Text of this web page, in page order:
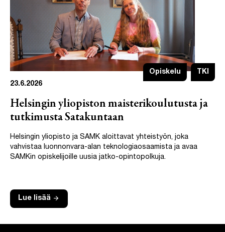
Opiskelu
TKI
23.6.2026
Helsingin yliopiston maisterikoulutusta ja
tutkimusta Satakuntaan
Helsingin yliopisto ja SAMK aloittavat yhteistyön, joka
vahvistaa luonnonvara-alan teknologiaosaamista ja avaa
SAMKin opiskelijoille uusia jatko-opintopolkuja.
Lue lisää arrow_forward